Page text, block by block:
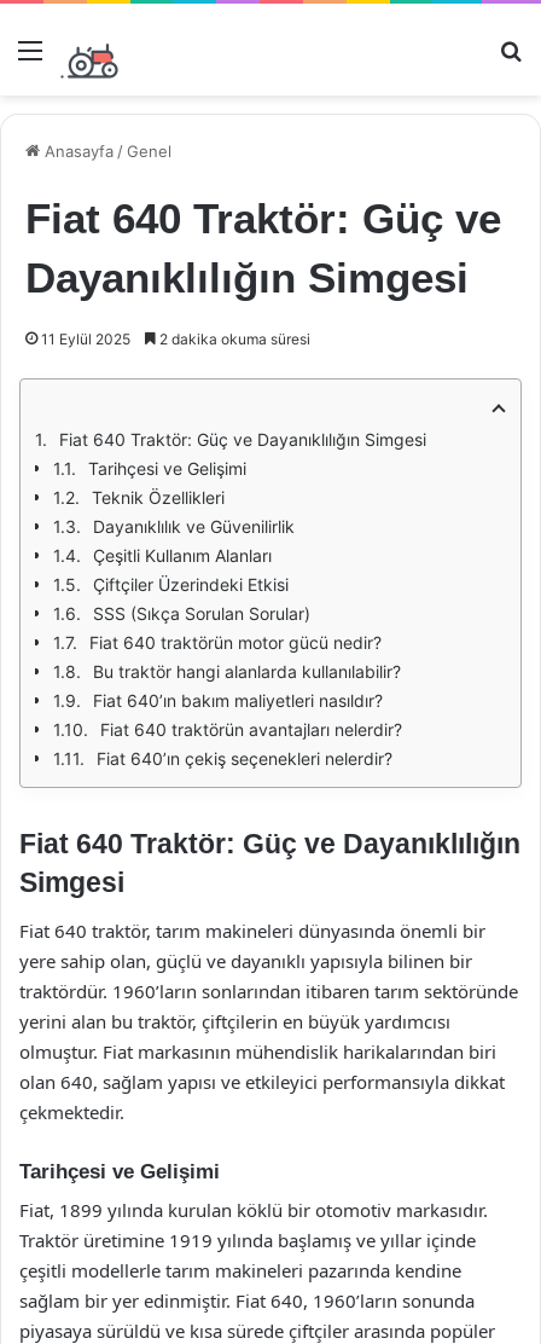
Menü
Anasayfa /Genel
Fiat 640 Traktör: Güç ve
Dayanıklılığın Simgesi
11 Eylül 2025 2 dakika okuma süresi
Fiat 640 Traktör: Güç ve Dayanıklılığın Simgesi
Tarihçesi ve Gelişimi
Teknik Özellikleri
Dayanıklılık ve Güvenilirlik
Çeşitli Kullanım Alanları
Çiftçiler Üzerindeki Etkisi
SSS (Sıkça Sorulan Sorular)
Fiat 640 traktörün motor gücü nedir?
Bu traktör hangi alanlarda kullanılabilir?
Fiat 640’ın bakım maliyetleri nasıldır?
Fiat 640 traktörün avantajları nelerdir?
Fiat 640’ın çekiş seçenekleri nelerdir?
Fiat 640 Traktör: Güç ve Dayanıklılığın
Simgesi
Fiat 640 traktör, tarım makineleri dünyasında önemli bir
yere sahip olan, güçlü ve dayanıklı yapısıyla bilinen bir
traktördür. 1960’ların sonlarından itibaren tarım sektöründe
yerini alan bu traktör, çiftçilerin en büyük yardımcısı
olmuştur. Fiat markasının mühendislik harikalarından biri
olan 640, sağlam yapısı ve etkileyici performansıyla dikkat
çekmektedir.
Tarihçesi ve Gelişimi
Fiat, 1899 yılında kurulan köklü bir otomotiv markasıdır.
Traktör üretimine 1919 yılında başlamış ve yıllar içinde
çeşitli modellerle tarım makineleri pazarında kendine
sağlam bir yer edinmiştir. Fiat 640, 1960’ların sonunda
piyasaya sürüldü ve kısa sürede çiftçiler arasında popüler